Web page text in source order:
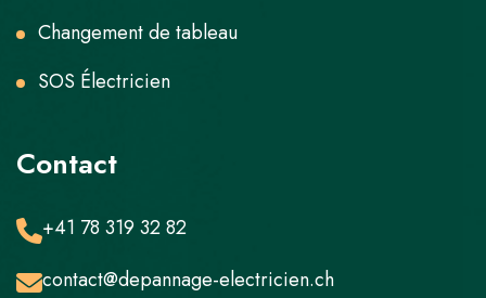
Changement de tableau
SOS Électricien
Contact
+41 78 319 32 82
contact@depannage-electricien.ch